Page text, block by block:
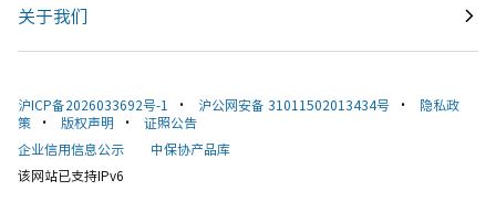
关于我们
沪ICP备2026033692号-1 • 沪公网安备 31011502013434号 • 隐私政
策 • 版权声明 • 证照公告
企业信用信息公示
中保协产品库
该网站已支持IPv6